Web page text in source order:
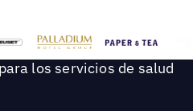
los servicios de salud